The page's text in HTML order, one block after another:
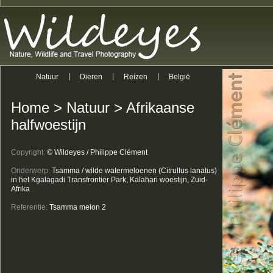
Natuur Dieren Reizen België
Home > Natuur > Afrikaanse
halfwoestijn
Copyright: © Wildeyes / Philippe Clément
Onderwerp: Tsamma / wilde watermeloenen (Citrullus lanatus)
in het Kgalagadi Transfrontier Park, Kalahari woestijn, Zuid-
Afrika
Referentie: Tsamma melon 2